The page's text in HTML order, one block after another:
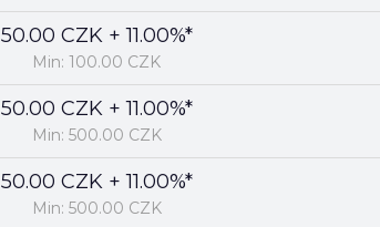
50.00 CZK + 11.00%*
Min: 100.00 CZK
50.00 CZK + 11.00%*
Min: 500.00 CZK
50.00 CZK + 11.00%*
Min: 500.00 CZK